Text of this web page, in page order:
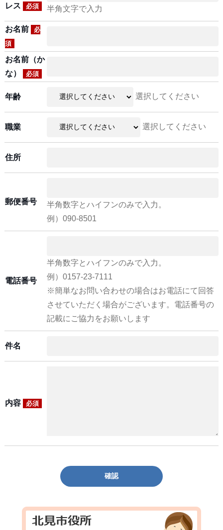
レス 必須 半角文字で入力
お名前
必
須
お名前（か
な）
必須
年齢 選択してください
職業 選択してください
住所
郵便番号
半角数字とハイフンのみで入力。
例）090-8501
電話番号
半角数字とハイフンのみで入力。
例）0157-23-7111
※簡単なお問い合わせの場合はお電話にて回答
させていただく場合がございます。電話番号の
記載にご協力をお願いします
件名
内容 必須
確認